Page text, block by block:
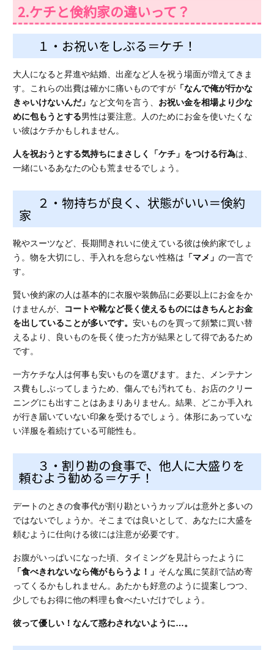
2.ケチと倹約家の違いって？
１・お祝いをしぶる＝ケチ！
大人になると昇進や結婚、出産など人を祝う場面が増えてきま
す。これらの出費は確かに痛いものですが 「なんで俺が行かな
きゃいけないんだ」 など文句を言う、 お祝い金を相場より少な
めに包もうとする男性は要注意。人のためにお金を使いたくな
い彼はケチかもしれません。
人を祝おうとする気持ちにまさしく「ケチ」をつける行為は、
一緒にいるあなたの心も荒ませるでしょう。
２・物持ちが良く、状態がいい＝倹約
家
靴やスーツなど、長期間きれいに使えている彼は倹約家でしょ
う。物を大切にし、手入れを怠らない性格は 「マメ」の一言で
す。
賢い倹約家の人は基本的に衣服や装飾品に必要以上にお金をか
けませんが、
コートや靴など長く使えるものにはきちんとお金
を出していることが多いです。安いものを買って頻繁に買い替
えるより、良いものを長く使った方が結果として得であるため
です。
一方ケチな人は何事も安いものを選びます。また、メンテナン
ス費もしぶってしまうため、傷んでも汚れても、お店のクリー
ニングにも出すことはあまりありません。結果、どこか手入れ
が行き届いていない印象を受けるでしょう。体形にあっていな
い洋服を着続けている可能性も。
３・割り勘の食事で、他人に大盛りを
頼むよう勧める＝ケチ！
デートのときの食事代が割り勘というカップルは意外と多いの
ではないでしょうか。そこまでは良いとして、あなたに大盛を
頼むように仕向ける彼には注意が必要です。
お腹がいっぱいになった頃、
タイミングを見計らったように
「食べきれないなら俺がもらうよ！」 そんな風に笑顔で詰め寄
ってくるかもしれません。あたかも好意のように提案しつつ、
少しでもお得に他の料理も食べたいだけでしょう。
彼って優しい！なんて惑わされないように…。